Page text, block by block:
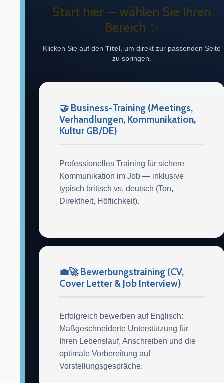
Start hier — wählen Sie Ihren
Bereich ✨
Klicken Sie auf den Titel , um direkt zur passenden Seite
zu springen.
🤝 Business-Training (Meetings,
Verhandlungen, Kommunikation,
Kultur GB/DE)
Professionelles Training für sichere
Kommunikation im Job — inklusive
typisch britisch vs. deutsch (Ton,
Direktheit, Höflichkeit).
💼🚀 Bewerbungstraining (CV,
Cover Letter & Job Interview)
Erfolgreich bewerben auf Englisch:
Maßgeschneiderte Unterstützung für
Ihren Lebenslauf, Anschreiben und die
optimale Vorbereitung auf
Vorstellungsgespräche.